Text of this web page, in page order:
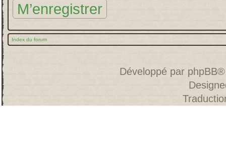
M’enregistrer
Index du forum
Développé par phpBB®